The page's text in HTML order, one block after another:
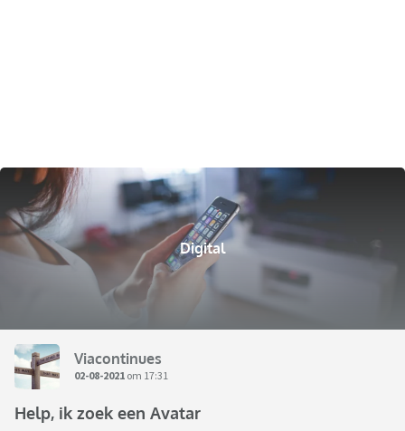
Digital
Viacontinues
02-08-2021 om 17:31
Help, ik zoek een Avatar